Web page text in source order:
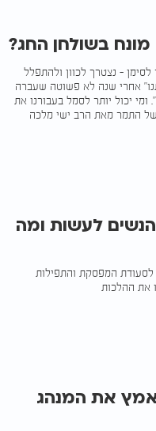
בשולחן החג?
- נצטרך לכוון ולהתפלל
אחרי שנה לא פשוטה שעברה
יכול יותר לסמל בעבורנו את
התמר מאת הרב ישי מלכה
לעשות ומה
המפסקת והתפילות
את ההלכות
את המנהג